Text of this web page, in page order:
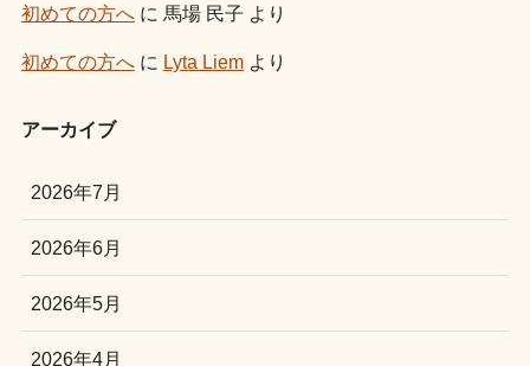
初めての方へに 馬場 民子 より
初めての方へに Lyta Liemより
アーカイブ
2026年7月
2026年6月
2026年5月
2026年4月